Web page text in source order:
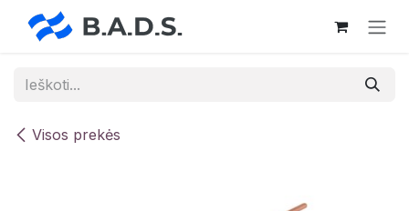
Skip to Content
Visos prekės